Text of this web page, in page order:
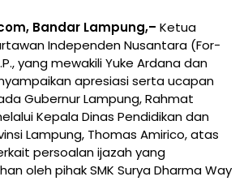
Bandar Lampung,– Ketua
Independen Nusantara (For-
yang mewakili Yuke Ardana dan
apresiasi serta ucapan
Gubernur Lampung, Rahmat
Kepala Dinas Pendidikan dan
Lampung, Thomas Amirico, atas
persoalan ijazah yang
oleh pihak SMK Surya Dharma Way